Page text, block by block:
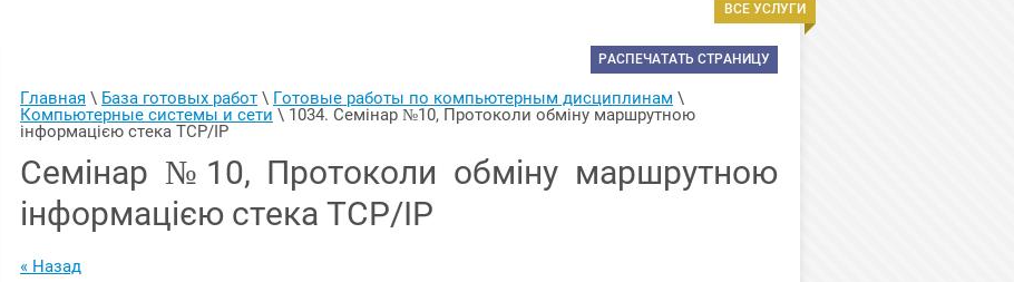
ВСЕ УСЛУГИ
РАСПЕЧАТАТЬ СТРАНИЦУ
Главная \ База готовых работ \ Готовые работы по компьютерным дисциплинам
Компьютерные системы и сети \ 1034. Семінар №10, Протоколи обміну маршрутною
інформацією стека TCP/IP
Семінар №10, Протоколи обміну маршрутною
інформацією стека TCP/IP
« Назад